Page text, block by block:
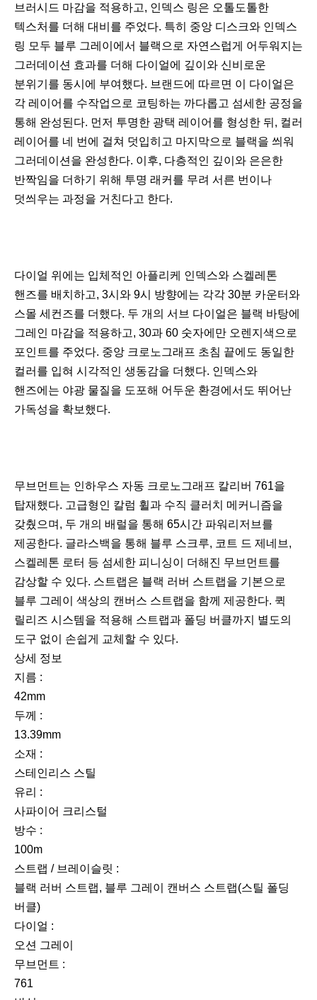
브러시드 마감을 적용하고, 인덱스 링은 오톨도톨한
텍스처를 더해 대비를 주었다. 특히 중앙 디스크와 인덱스
링 모두 블루 그레이에서 블랙으로 자연스럽게 어두워지는
그러데이션 효과를 더해 다이얼에 깊이와 신비로운
분위기를 동시에 부여했다. 브랜드에 따르면 이 다이얼은
각 레이어를 수작업으로 코팅하는 까다롭고 섬세한 공정을
통해 완성된다. 먼저 투명한 광택 레이어를 형성한 뒤, 컬러
레이어를 네 번에 걸쳐 덧입히고 마지막으로 블랙을 씌워
그러데이션을 완성한다. 이후, 다층적인 깊이와 은은한
반짝임을 더하기 위해 투명 래커를 무려 서른 번이나
덧씌우는 과정을 거친다고 한다.
다이얼 위에는 입체적인 아플리케 인덱스와 스켈레톤
핸즈를 배치하고, 3시와 9시 방향에는 각각 30분 카운터와
스몰 세컨즈를 더했다. 두 개의 서브 다이얼은 블랙 바탕에
그레인 마감을 적용하고, 30과 60 숫자에만 오렌지색으로
포인트를 주었다. 중앙 크로노그래프 초침 끝에도 동일한
컬러를 입혀 시각적인 생동감을 더했다. 인덱스와
핸즈에는 야광 물질을 도포해 어두운 환경에서도 뛰어난
가독성을 확보했다.
무브먼트는 인하우스 자동 크로노그래프 칼리버 761을
탑재했다. 고급형인 칼럼 휠과 수직 클러치 메커니즘을
갖췄으며, 두 개의 배럴을 통해 65시간 파워리저브를
제공한다. 글라스백을 통해 블루 스크루, 코트 드 제네브,
스켈레톤 로터 등 섬세한 피니싱이 더해진 무브먼트를
감상할 수 있다. 스트랩은 블랙 러버 스트랩을 기본으로
블루 그레이 색상의 캔버스 스트랩을 함께 제공한다. 퀵
릴리즈 시스템을 적용해 스트랩과 폴딩 버클까지 별도의
도구 없이 손쉽게 교체할 수 있다.
상세 정보
지름 :
42mm
두께 :
13.39mm
소재 :
스테인리스 스틸
유리 :
사파이어 크리스털
방수 :
100m
스트랩 / 브레이슬릿 :
블랙 러버 스트랩, 블루 그레이 캔버스 스트랩(스틸 폴딩
버클)
다이얼 :
오션 그레이
무브먼트 :
761